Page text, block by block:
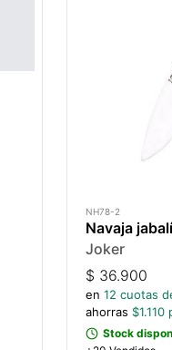
NH78-2
Navaja
Joker
$ 36.900
en 12 cuotas
ahorras $1.110
Stock